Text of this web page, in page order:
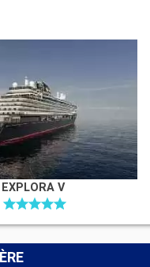
EXPLORA V